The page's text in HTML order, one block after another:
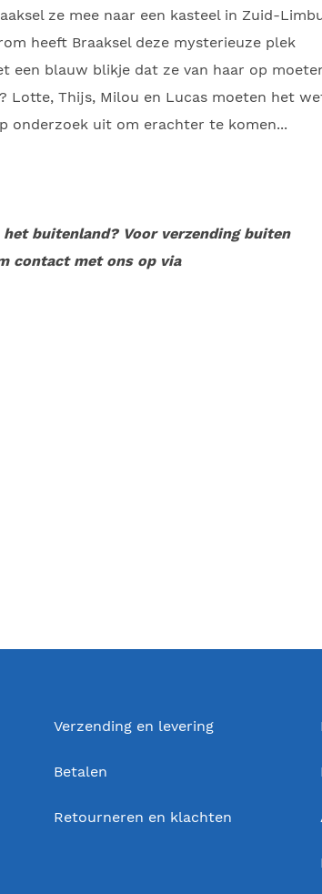
ze mee naar een kasteel in Zuid-
heeft Braaksel deze mysterieuze plek
een blauw blikje dat ze van haar op
Lotte, Thijs, Milou en Lucas moeten het
onderzoek uit om erachter te komen...
buitenland? Voor verzending buiten
contact met ons op via
Verzending en levering
Betalen
Retourneren en klachten